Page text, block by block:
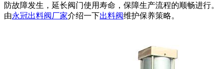
防故障发生，延长阀门使用寿命，保障生产流程的顺畅进行。
由永冠出料阀厂家介绍一下出料阀维护保养策略。